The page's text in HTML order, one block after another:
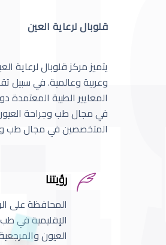
قلوبال لرعاية العين
يتميز مركز قلوبال لرعاية
وعربية وعالمية. في سبيل
المعايير الطبية المعتمدة
في مجال طب وجراحة
المتخصصين في مجال طب
رؤيتنا
المحافظة على
الإقليمية في
العيون